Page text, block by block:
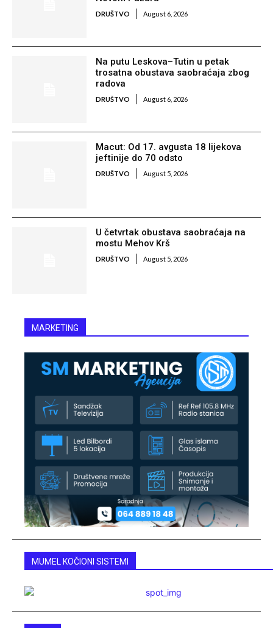
DRUŠTVO August 6, 2026
Na putu Leskova–Tutin u petak
trosatna obustava saobraćaja zbog
radova
DRUŠTVO August 6, 2026
Macut: Od 17. avgusta 18 lijekova
jeftinije do 70 odsto
DRUŠTVO August 5, 2026
U četvrtak obustava saobraćaja na
mostu Mehov Krš
DRUŠTVO August 5, 2026
MARKETING
MUMEL KOČIONI SISTEMI